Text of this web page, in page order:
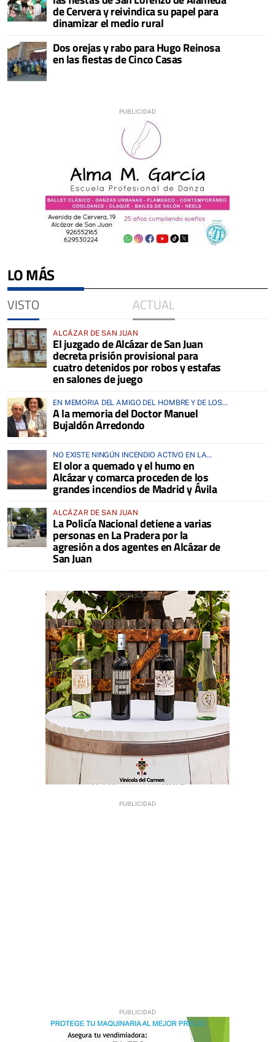
de Cervera y reivindica su papel para
dinamizar el medio rural
Dos orejas y rabo para Hugo Reinosa
en las fiestas de Cinco Casas
LO MÁS
VISTO ACTUAL
ALCÁZAR DE SAN JUAN
El juzgado de Alcázar de San Juan
decreta prisión provisional para
cuatro detenidos por robos y estafas
en salones de juego
EN MEMORIA DEL AMIGO DEL HOMBRE Y DE LOS
ANIMALES
A la memoria del Doctor Manuel
Bujaldón Arredondo
NO EXISTE NINGÚN INCENDIO ACTIVO EN LA
COMARCA
El olor a quemado y el humo en
Alcázar y comarca proceden de los
grandes incendios de Madrid y Ávila
ALCÁZAR DE SAN JUAN
La Policía Nacional detiene a varias
personas en La Pradera por la
agresión a dos agentes en Alcázar de
San Juan